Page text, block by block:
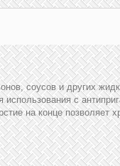
соусов и других
с
на конце позволяет